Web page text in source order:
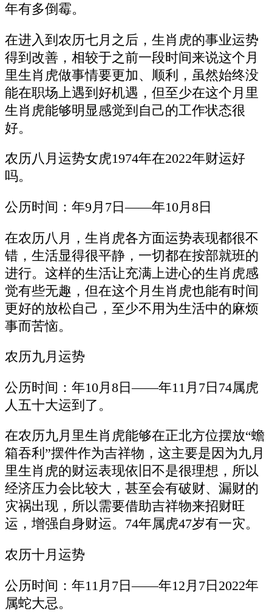
年有多倒霉。
在进入到农历七月之后，生肖虎的事业运势
得到改善，相较于之前一段时间来说这个月
里生肖虎做事情要更加、顺利，虽然始终没
能在职场上遇到好机遇，但至少在这个月里
生肖虎能够明显感觉到自己的工作状态很
好。
农历八月运势女虎1974年在2022年财运好
吗。
公历时间：年9月7日——年10月8日
在农历八月，生肖虎各方面运势表现都很不
错，生活显得很平静，一切都在按部就班的
进行。这样的生活让充满上进心的生肖虎感
觉有些无趣，但在这个月生肖虎也能有时间
更好的放松自己，至少不用为生活中的麻烦
事而苦恼。
农历九月运势
公历时间：年10月8日——年11月7日74属虎
人五十大运到了。
在农历九月里生肖虎能够在正北方位摆放“蟾
箱吞利”摆件作为吉祥物，这主要是因为九月
里生肖虎的财运表现依旧不是很理想，所以
经济压力会比较大，甚至会有破财、漏财的
灾祸出现，所以需要借助吉祥物来招财旺
运，增强自身财运。74年属虎47岁有一灾。
农历十月运势
公历时间：年11月7日——年12月7日2022年
属蛇大忌。